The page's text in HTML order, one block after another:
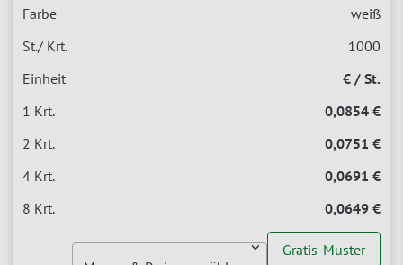
weiß
1000
€ / St.
0,0854 €
0,0751 €
0,0691 €
0,0649 €
Gratis-Muster